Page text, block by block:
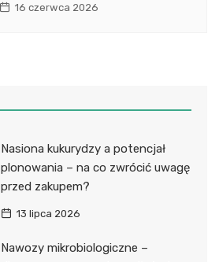
16 czerwca 2026
Nasiona kukurydzy a potencjał
plonowania – na co zwrócić uwagę
przed zakupem?
13 lipca 2026
Nawozy mikrobiologiczne –